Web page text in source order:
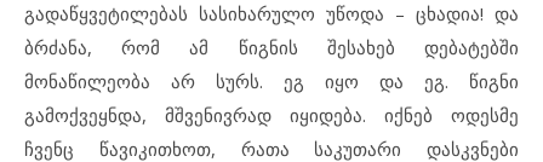
გადაწყვეტილებას სასიხარულო უწოდა – ცხადია! და
ბრძანა, რომ ამ წიგნის შესახებ დებატებში
მონაწილეობა არ სურს. ეგ იყო და ეგ. წიგნი
გამოქვეყნდა, მშვენივრად იყიდება. იქნებ ოდესმე
ჩვენც წავიკითხოთ, რათა საკუთარი დასკვნები